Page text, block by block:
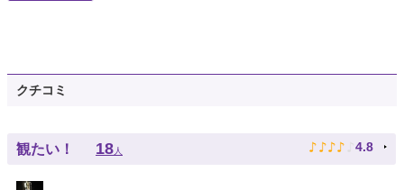
クチコミ
観たい！ 18人 ♪ ♪ ♪ ♪ ♪ 4.8